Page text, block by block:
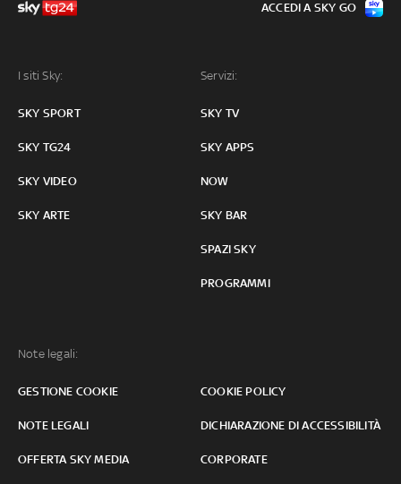
I siti Sky:
SKY SPORT
SKY TG24
SKY VIDEO
SKY ARTE
Servizi:
SKY TV
SKY APPS
NOW
SKY BAR
SPAZI SKY
PROGRAMMI
Note legali:
GESTIONE COOKIE COOKIE POLICY
NOTE LEGALI DICHIARAZIONE DI ACCESSIBILITÀ
OFFERTA SKY MEDIA CORPORATE
ACCEDI A SKY GO